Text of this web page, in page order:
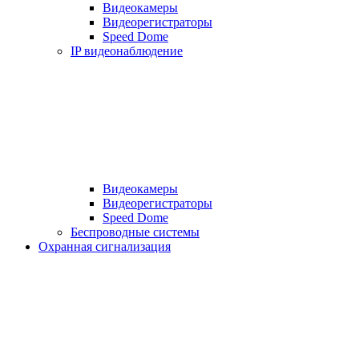
Видеокамеры
Видеорегистраторы
Speed Dome
IP видеонаблюдение
Видеокамеры
Видеорегистраторы
Speed Dome
Беспроводные системы
Охранная сигнализация